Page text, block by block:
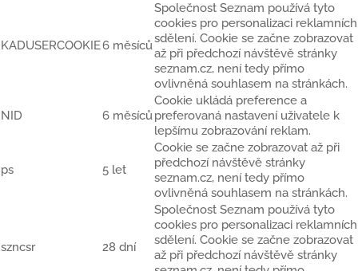
KADUSERCOOKIE6 měsíců
Společnost Seznam používá tyto
cookies pro personalizaci reklamních
sdělení. Cookie se začne zobrazovat
až při předchozí návštěvě stránky
seznam.cz, není tedy přímo
ovlivněná souhlasem na stránkách.
NID 6 měsíců
Cookie ukládá preference a
preferovaná nastavení uživatele k
lepšímu zobrazování reklam.
ps 5 let
Cookie se začne zobrazovat až při
předchozí návštěvě stránky
seznam.cz, není tedy přímo
ovlivněná souhlasem na stránkách.
szncsr 28 dní
Společnost Seznam používá tyto
cookies pro personalizaci reklamních
sdělení. Cookie se začne zobrazovat
až při předchozí návštěvě stránky